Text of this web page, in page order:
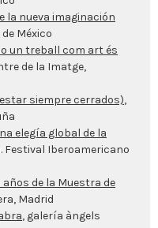
la nueva imaginación
México
un treball com art és
de la Imatge,
siempre cerrados),
elegía global de la
Festival Iberoamericano
de la Muestra de
Madrid
, galería àngels